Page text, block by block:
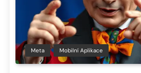
Meta Mobilní Aplikace